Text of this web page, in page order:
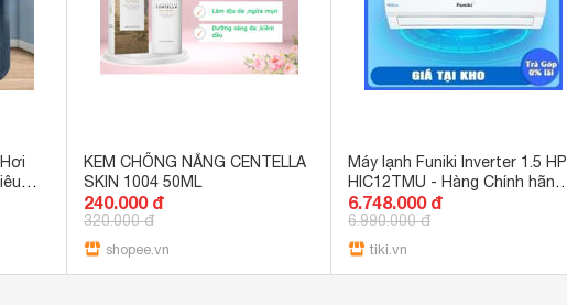
KEM CHỐNG NẮNG CENTELLA
SKIN 1004 50ML
240.000 đ
320.000 đ
shopee.vn
Máy lạnh Funiki Inverter 1.5 HP
HIC12TMU - Hàng Chính hãng
Chỉ giao HCM
6.748.000 đ
6.990.000 đ
tiki.vn